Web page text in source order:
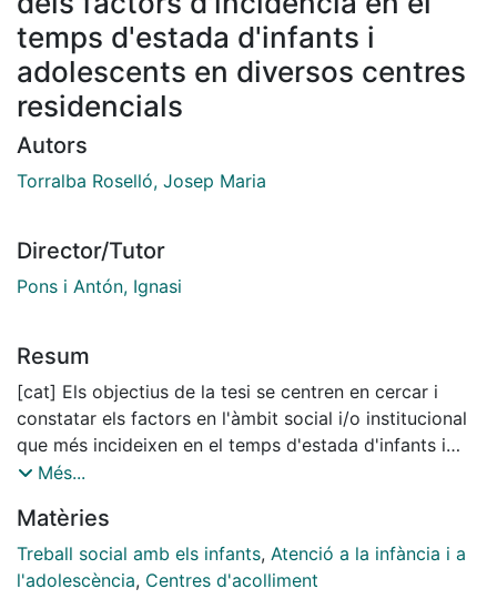
temps d'estada d'infants i
adolescents en diversos centres
residencials
Autors
Torralba Roselló, Josep Maria
Director/Tutor
Pons i Antón, Ignasi
Resum
[cat] Els objectius de la tesi se centren en cercar i
constatar els factors en l'àmbit social i/o institucional
que més incideixen en el temps d'estada d'infants i
adolescents ingressats en diversos Centres
província de Barcelona, analitzar els processos
d'ingrés i desinternament d'aquests, la contenció
realitzada per part de l'equip educatiu de cadascun
Més...
Matèries
Treball social amb els infants, Atenció a la infància i a
l'adolescència, Centres d'acolliment